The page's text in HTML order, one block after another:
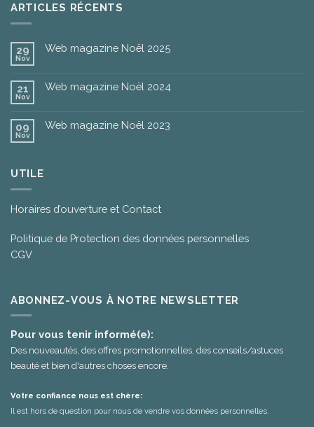
ARTICLES RÉCENTS
29
Nov
Web magazine Noël 2025
21
Nov
Web magazine Noël 2024
09
Nov
Web magazine Noël 2023
UTILE
Horaires d’ouverture et Contact
Politique de Protection des données personnelles
CGV
ABONNEZ-VOUS À NOTRE NEWSLETTER
Pour vous tenir informé(e):
Des nouveautés, des offres promotionnelles, des conseils/astuces
beauté et bien d'autres choses encore.
Votre confiance nous est chère:
Il est hors de question pour nous de vendre vos données personnelles.